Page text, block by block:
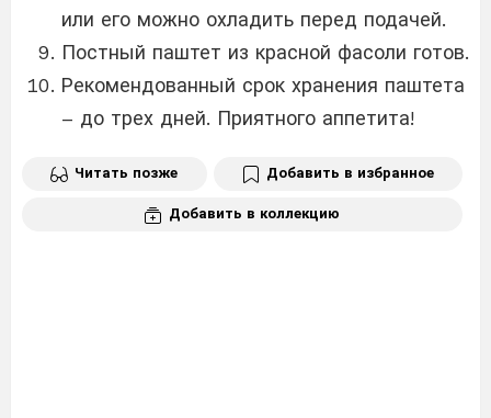
или его можно охладить перед подачей.
Постный паштет из красной фасоли готов.
Рекомендованный срок хранения паштета
– до трех дней. Приятного аппетита!
Читать позже Добавить в избранное
Добавить в коллекцию